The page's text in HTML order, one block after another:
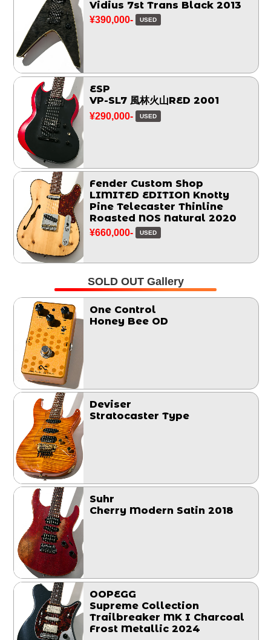
Vidius 7st Trans Black 2013
¥390,000- USED
ESP
VP-SL7 風林火山RED 2001
¥290,000- USED
Fender Custom Shop
LIMITED EDITION Knotty
Pine Telecaster Thinline
Roasted NOS Natural 2020
¥660,000- USED
SOLD OUT Gallery
One Control
Honey Bee OD
Deviser
Stratocaster Type
Suhr
Cherry Modern Satin 2018
OOPEGG
Supreme Collection
Trailbreaker MK I Charcoal
Frost Metallic 2024